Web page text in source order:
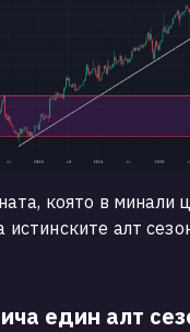
която в минали
истинските алт
един алт